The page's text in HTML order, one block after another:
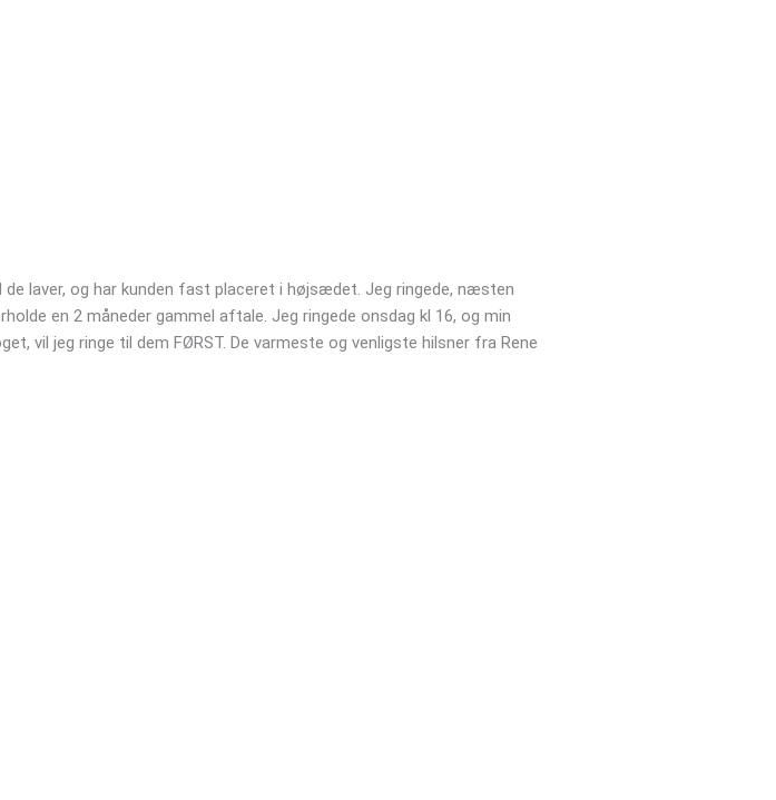
laver, og har kunden fast placeret i højsædet. Jeg ringede, næsten
en 2 måneder gammel aftale. Jeg ringede onsdag kl 16, og min
vil jeg ringe til dem FØRST. De varmeste og venligste hilsner fra Rene